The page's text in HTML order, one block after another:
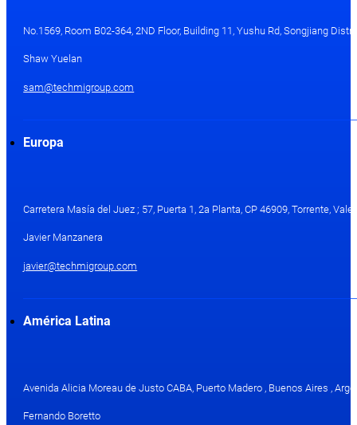
No.1569, Room B02-364, 2ND Floor, Building 11, Yushu Rd, Songjiang
Shaw Yuelan
sam@techmigroup.com
Europa
Carretera Masía del Juez ; 57, Puerta 1, 2a Planta, CP 46909, Torrente,
Javier Manzanera
javier@techmigroup.com
América Latina
Avenida Alicia Moreau de Justo CABA, Puerto Madero , Buenos Aires ,
Fernando Boretto